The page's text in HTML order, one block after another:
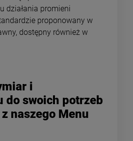
działania promieni
proponowany w
dostępny również w
i
do swoich potrzeb
naszego Menu